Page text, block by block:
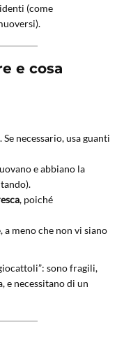
(come
e cosa
necessario, usa guanti
e abbiano la
, poiché
meno che non vi siano
sono fragili,
e necessitano di un